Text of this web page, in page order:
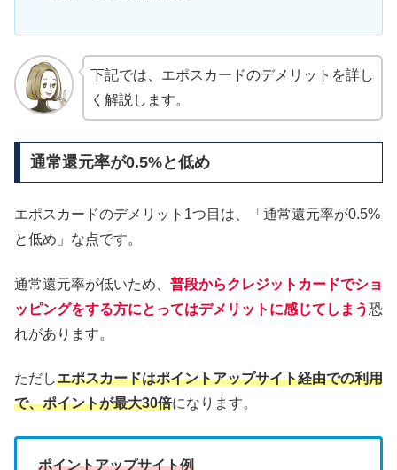
下記では、エポスカードのデメリットを詳し
く解説します。
通常還元率が0.5%と低め
エポスカードのデメリット1つ目は、「通常還元率が0.5%
と低め」な点です。
通常還元率が低いため、 普段からクレジットカードでショ
ッピングをする方にとってはデメリットに感じてしまう恐
れがあります。
ただしエポスカードはポイントアップサイト経由での利用
で、ポイントが最大30倍になります。
ポイントアップサイト例